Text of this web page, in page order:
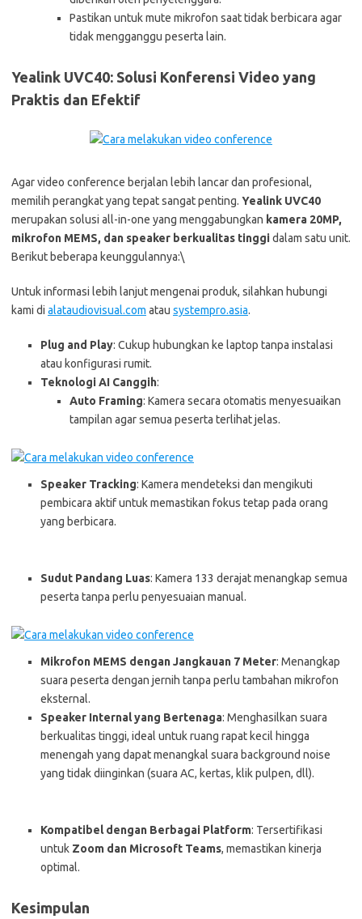
Pastikan untuk mute mikrofon saat tidak berbicara agar
tidak mengganggu peserta lain.
Yealink UVC40: Solusi Konferensi Video yang
Praktis dan Efektif
Agar video conference berjalan lebih lancar dan profesional,
memilih perangkat yang tepat sangat penting. Yealink UVC40
merupakan solusi all-in-one yang menggabungkan kamera 20MP,
mikrofon MEMS, dan speaker berkualitas tinggidalam satu unit.
Berikut beberapa keunggulannya:\
Untuk informasi lebih lanjut mengenai produk, silahkan hubungi
kami di alataudiovisual.com atau systempro.asia.
Plug and Play: Cukup hubungkan ke laptop tanpa instalasi
atau konfigurasi rumit.
Teknologi AI Canggih:
Auto Framing: Kamera secara otomatis menyesuaikan
tampilan agar semua peserta terlihat jelas.
Speaker Tracking: Kamera mendeteksi dan mengikuti
pembicara aktif untuk memastikan fokus tetap pada orang
yang berbicara.
Sudut Pandang Luas: Kamera 133 derajat menangkap semua
peserta tanpa perlu penyesuaian manual.
Mikrofon MEMS dengan Jangkauan 7 Meter: Menangkap
suara peserta dengan jernih tanpa perlu tambahan mikrofon
eksternal.
Speaker Internal yang Bertenaga: Menghasilkan suara
berkualitas tinggi, ideal untuk ruang rapat kecil hingga
menengah yang dapat menangkal suara background noise
yang tidak diinginkan (suara AC, kertas, klik pulpen, dll).
Kompatibel dengan Berbagai Platform: Tersertifikasi
untuk Zoom dan Microsoft Teams, memastikan kinerja
optimal.
Kesimpulan